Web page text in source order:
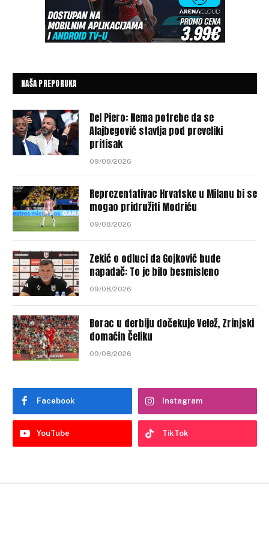
NAŠA PREPORUKA
Del Piero: Nema potrebe da se
Alajbegović stavlja pod preveliki
pritisak
09/08/2026
Reprezentativac Hrvatske u Milanu bi se
mogao pridružiti Modriću
09/08/2026
Zekić o odluci da Gojković bude
napadač: To je bilo besmisleno
09/08/2026
Borac u derbiju dočekuje Velež, Zrinjski
domaćin Čeliku
09/08/2026
Facebook Instagram
YouTube TikTok